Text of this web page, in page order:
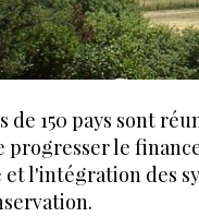
de 150 pays sont
le
l'intégration des